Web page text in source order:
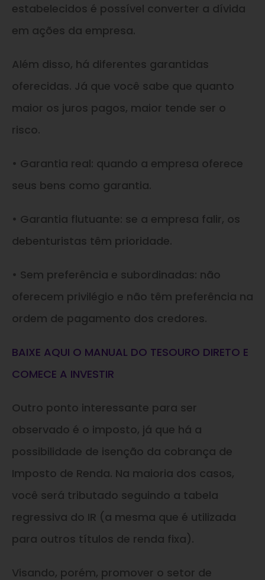
estabelecidos é possível converter a dívida
em ações da empresa.
Além disso, há diferentes garantidas
oferecidas. Já que você sabe que quanto
maior os juros pagos, maior tende ser o
risco.
• Garantia real: quando a empresa oferece
seus bens como garantia.
• Garantia flutuante: se a empresa falir, os
debenturistas têm prioridade.
• Sem preferência e subordinadas: não
oferecem privilégio e não têm preferência na
ordem de pagamento dos credores.
BAIXE AQUI O MANUAL DO TESOURO DIRETO E
COMECE A INVESTIR
Outro ponto interessante para ser
observado é o imposto, já que há a
possibilidade de isenção da cobrança de
Imposto de Renda. Na maioria dos casos,
você será tributado seguindo a tabela
regressiva do IR (a mesma que é utilizada
para outros títulos de renda fixa).
Visando, porém, promover o setor de